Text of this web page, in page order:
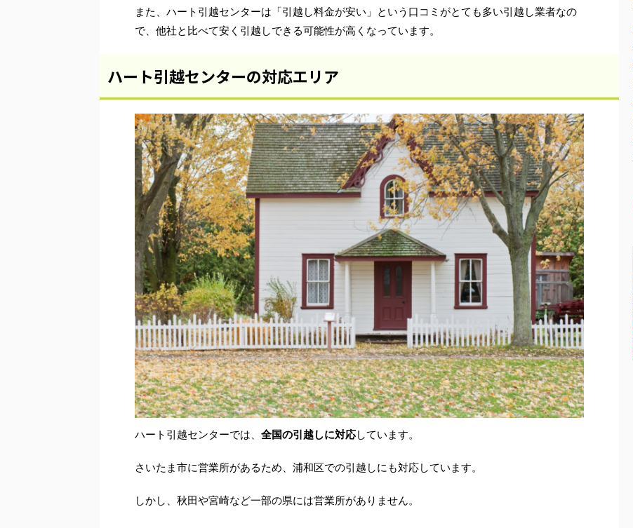
また、ハート引越センターは「引越し料金が安い」という口コミがとても多い引越し業者なの
で、他社と比べて安く引越しできる可能性が高くなっています。
ハート引越センターの対応エリア
ハート引越センターでは、 全国の引越しに対応しています。
さいたま市に営業所があるため、浦和区での引越しにも対応しています。
しかし、秋田や宮崎など一部の県には営業所がありません。